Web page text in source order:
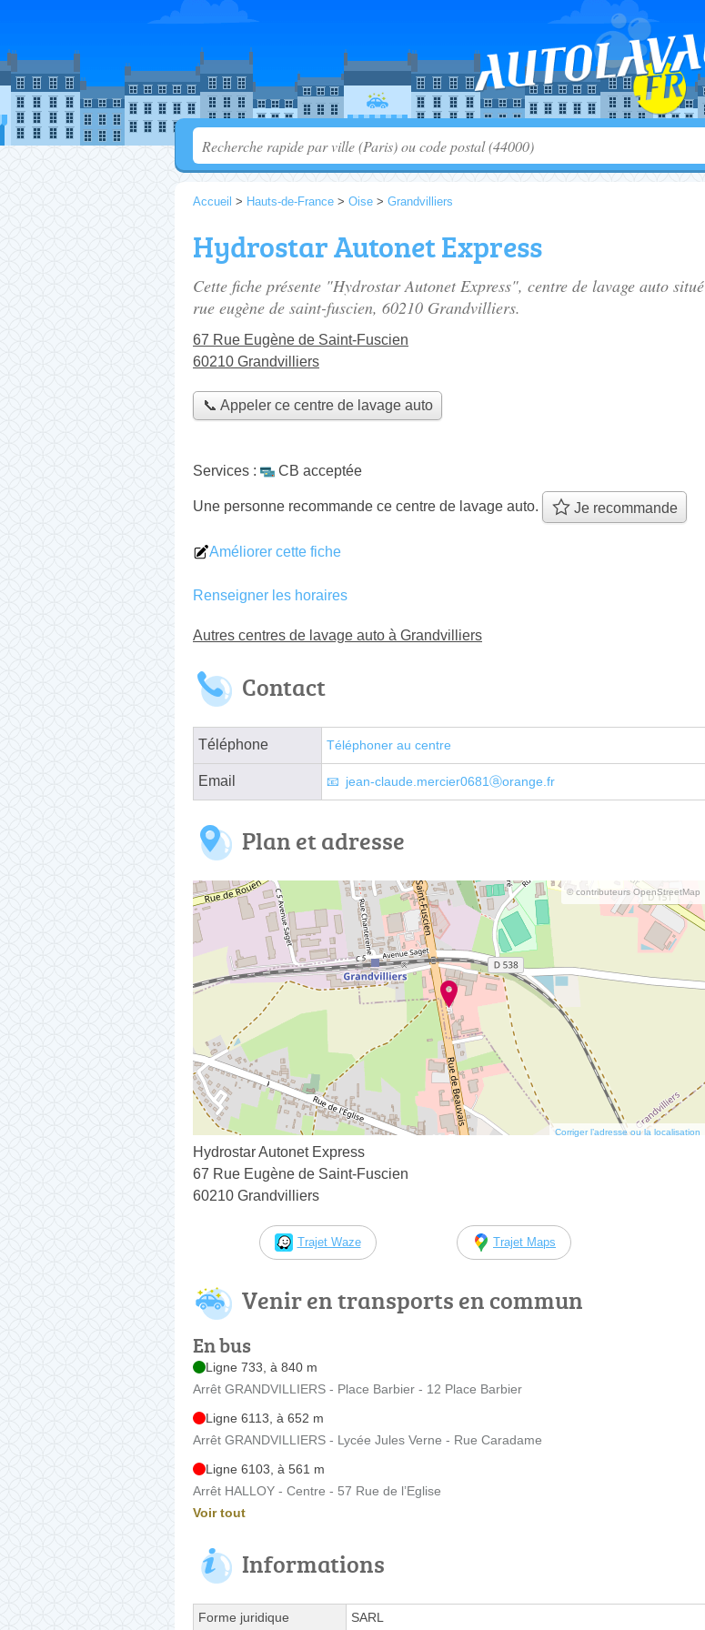
Accueil > Hauts-de-France > Oise > Grandvilliers
Hydrostar Autonet Express
Cette fiche présente "Hydrostar Autonet Express", centre de lavage auto situé
rue eugène de saint-fuscien, 60210 Grandvilliers.
67 Rue Eugène de Saint-Fuscien
60210 Grandvilliers
📞 Appeler ce centre de lavage auto
Services : CB acceptée
Une personne recommande ce centre de lavage auto. Je recommande
Améliorer cette fiche
Renseigner les horaires
Autres centres de lavage auto à Grandvilliers
Contact
Téléphone Téléphoner au centre
Email jean-claude.mercier0681ⓐorange.fr
Plan et adresse
© contributeurs OpenStreetMap
Corriger l’adresse ou la localisation
Hydrostar Autonet Express
67 Rue Eugène de Saint-Fuscien
60210 Grandvilliers
Trajet Waze Trajet Maps
Venir en transports en commun
En bus
Ligne 733, à 840 m
Arrêt GRANDVILLIERS - Place Barbier - 12 Place Barbier
Ligne 6113, à 652 m
Arrêt GRANDVILLIERS - Lycée Jules Verne - Rue Caradame
Ligne 6103, à 561 m
Arrêt HALLOY - Centre - 57 Rue de l’Eglise
Voir tout
Informations
Forme juridique SARL